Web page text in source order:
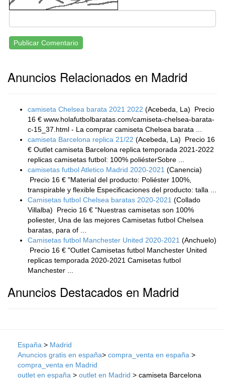
Publicar Comentario
Anuncios Relacionados en Madrid
camiseta Chelsea barata 2021 2022 (Acebeda, La)
Precio
16 € www.holafutbolbaratas.com/camiseta-chelsea-barata-
c-15_37.html - La comprar camiseta Chelsea barata ...
camiseta Barcelona replica 21/22 (Acebeda, La)
Precio 16
€ Outlet camiseta Barcelona replica temporada 2021-2022
replicas camisetas futbol: 100% poliésterSobre ...
camisetas futbol Atletico Madrid 2020-2021 (Canencia)
Precio 16 € "Material del producto: Poliéster 100%,
transpirable y flexible Especificaciones del producto: talla ...
Camisetas futbol Chelsea baratas 2020-2021 (Collado
Villalba)
Precio 16 € "Nuestras camisetas son 100%
poliester, Una de las mejores Camisetas futbol Chelsea
baratas, para of ...
Camisetas futbol Manchester United 2020-2021 (Anchuelo)
Precio 16 € "Outlet Camisetas futbol Manchester United
replicas temporada 2020-2021 Camisetas futbol
Manchester ...
Anuncios Destacados en Madrid
España > Madrid
Anuncios gratis en españa> compra_venta en españa >
compra_venta en Madrid
outlet en españa > outlet en Madrid > camiseta Barcelona